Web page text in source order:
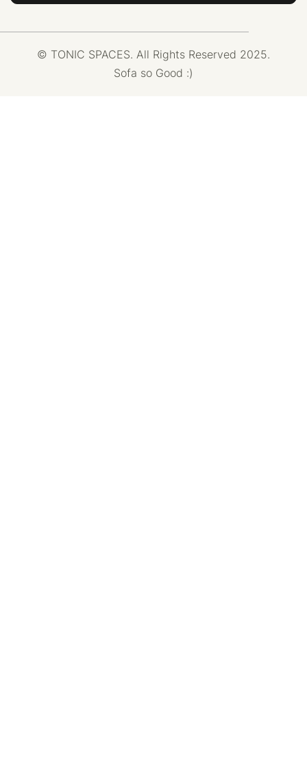
© TONIC SPACES. All Rights Reserved 2025.
Sofa so Good :)